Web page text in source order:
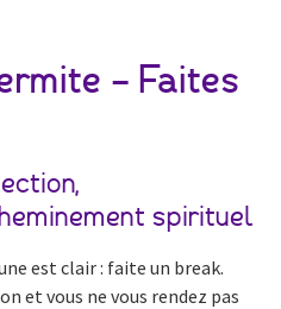
– Faites
spirituel
est clair : faite un break.
et vous ne vous rendez pas